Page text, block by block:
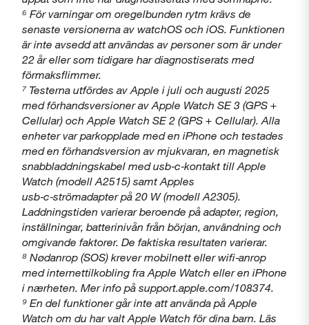
⁶ För varningar om oregelbunden rytm krävs de
senaste versionerna av watchOS och iOS. Funktionen
är inte avsedd att användas av personer som är under
22 år eller som tidigare har diagnostiserats med
förmaksflimmer.
⁷ Testerna utfördes av Apple i juli och augusti 2025
med förhandsversioner av Apple Watch SE 3 (GPS +
Cellular) och Apple Watch SE 2 (GPS + Cellular). Alla
enheter var parkopplade med en iPhone och testades
med en förhandsversion av mjukvaran, en magnetisk
snabbladdningskabel med usb‑c‑kontakt till Apple
Watch (modell A2515) samt Apples
usb‑c‑strömadapter på 20 W (modell A2305).
Laddningstiden varierar beroende på adapter, region,
inställningar, batterinivån från början, användning och
omgivande faktorer. De faktiska resultaten varierar.
⁸ Nødanrop (SOS) krever mobilnett eller wifi‑anrop
med internettilkobling fra Apple Watch eller en iPhone
i nærheten. Mer info på support.apple.com/108374.
⁹ En del funktioner går inte att använda på Apple
Watch om du har valt Apple Watch för dina barn. Läs